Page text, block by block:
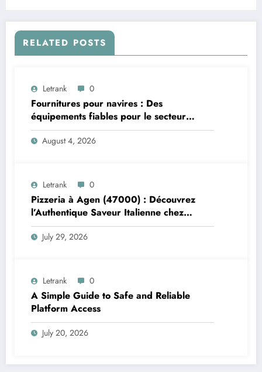
RELATED POSTS
Letrank 0
Fournitures pour navires : Des
équipements fiables pour le secteur
maritime
August 4, 2026
Letrank 0
Pizzeria à Agen (47000) : Découvrez
l’Authentique Saveur Italienne chez
Trattoria Pasta Pizza Brax
July 29, 2026
Letrank 0
A Simple Guide to Safe and Reliable
Platform Access
July 20, 2026